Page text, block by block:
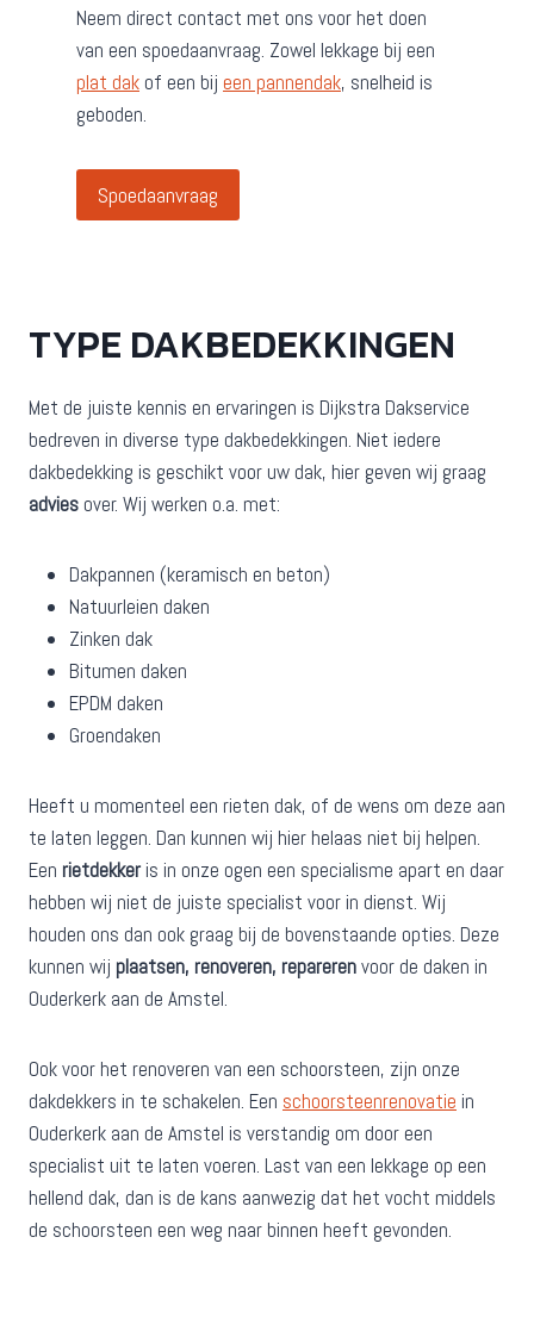
Neem direct contact met ons voor het doen
van een spoedaanvraag. Zowel lekkage bij een
plat dak of een bij een pannendak, snelheid is
geboden.
Spoedaanvraag
TYPE DAKBEDEKKINGEN
Met de juiste kennis en ervaringen is Dijkstra Dakservice
bedreven in diverse type dakbedekkingen. Niet iedere
dakbedekking is geschikt voor uw dak, hier geven wij graag
advies over. Wij werken o.a. met:
Dakpannen (keramisch en beton)
Natuurleien daken
Zinken dak
Bitumen daken
EPDM daken
Groendaken
Heeft u momenteel een rieten dak, of de wens om deze aan
te laten leggen. Dan kunnen wij hier helaas niet bij helpen.
Een rietdekker is in onze ogen een specialisme apart en daar
hebben wij niet de juiste specialist voor in dienst. Wij
houden ons dan ook graag bij de bovenstaande opties. Deze
kunnen wij plaatsen, renoveren, reparerenvoor de daken in
Ouderkerk aan de Amstel.
Ook voor het renoveren van een schoorsteen, zijn onze
dakdekkers in te schakelen. Een schoorsteenrenovatie in
Ouderkerk aan de Amstel is verstandig om door een
specialist uit te laten voeren. Last van een lekkage op een
hellend dak, dan is de kans aanwezig dat het vocht middels
de schoorsteen een weg naar binnen heeft gevonden.